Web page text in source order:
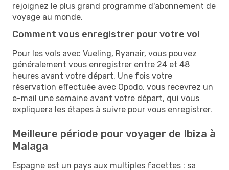
rejoignez le plus grand programme d'abonnement de
voyage au monde.
Comment vous enregistrer pour votre vol
Pour les vols avec Vueling, Ryanair, vous pouvez
généralement vous enregistrer entre 24 et 48
heures avant votre départ. Une fois votre
réservation effectuée avec Opodo, vous recevrez un
e-mail une semaine avant votre départ, qui vous
expliquera les étapes à suivre pour vous enregistrer.
Meilleure période pour voyager de Ibiza à
Malaga
Espagne est un pays aux multiples facettes : sa